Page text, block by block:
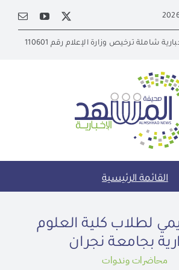
شاملة ترخيص وزارة الإعلام رقم 110601
القائمة الرئيسية
لطلاب كلية العلوم
بجامعة نجران
محاضرات وندوات